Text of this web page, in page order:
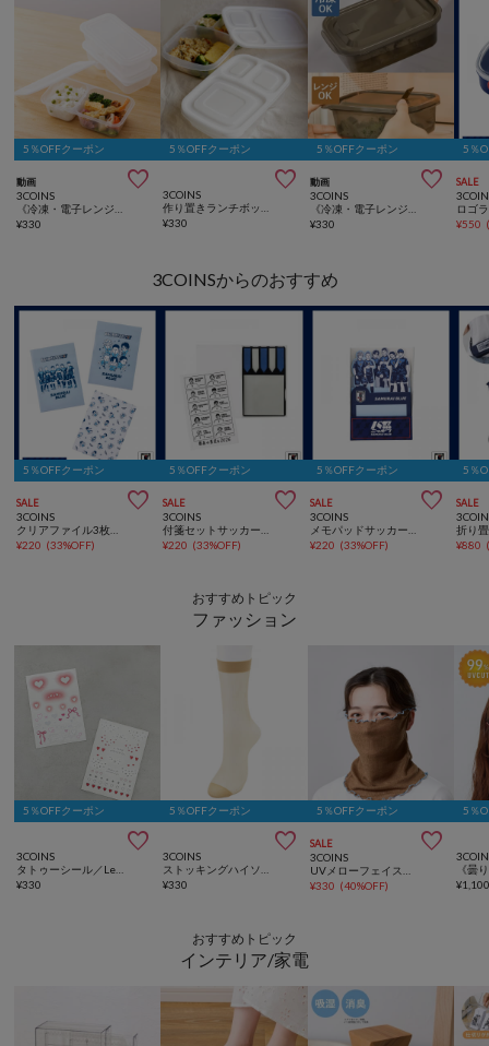
5％OFFクーポン
動画 
3COINS
¥330
5％OFFクーポン

3COINS
¥330
5％OFFクーポン
動画 
3COINS
¥330
5％
SALE
¥550
3COINSからのおすすめ
5％OFFクーポン
SALE 
3COINS
¥220 (33%OFF)
5％OFFクーポン
SALE 
3COINS
¥220 (33%OFF)
5％OFFクーポン
SALE 
3COINS
¥220 (33%OFF)
5％
SALE
¥880
おすすめトピック
ファッション
5％OFFクーポン

3COINS
¥330
5％OFFクーポン

3COINS
¥330
5％OFFクーポン
SALE 
3COINS
¥330 (40%OFF)
5％
¥
おすすめトピック
インテリア/家電